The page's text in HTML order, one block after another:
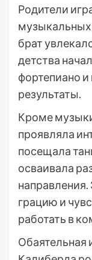
Родители
музыкальных
брат
детства
фортепиано
результаты.
Кроме
проявляла
посещала
осваивала
направления.
грацию и
работать в
Обаятельная